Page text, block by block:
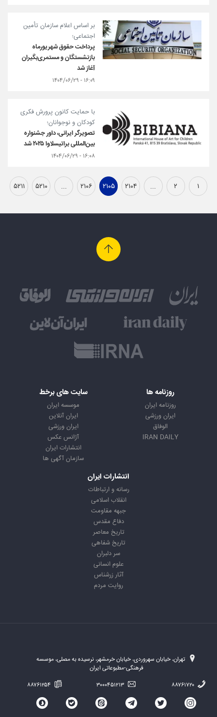
بر اساس اعلام سازمان تأمین
اجتماعی؛
پرداخت حقوق شهریورماه
بازنشستگان و مستمری‌بگیران
آغاز شد
۱۶:۰۹ - ۱۴۰۴/۰۶/۲۹
با حمایت کانون پرورش فکری
کودکان و نوجوانان؛
تصویرگر ایرانی، داور جشنواره
بین‌المللی براتیسلاوا ۲۰۲۵ شد
۱۶:۰۸ - ۱۴۰۴/۰۶/۲۹
۱ ۲ ... ۲۱۰۴ ۲۱۰۵ ۲۱۰۶ ... ۵۲۱۰ ۵۲۱۱
روزنامه ها
روزنامه ایران
ایران ورزشی
الوفاق
IRAN DAILY
سایت های برخط
موسسه ایران
ایران آنلاین
ایران ورزشی
آژانس عکس
انتشارات ایران
سازمان آگهی ها
انتشارات ایران
رسانه و ارتباطات
انقلاب اسلامی
جبهه مقاومت
دفاع مقدس
تاریخ معاصر
تاریخ شفاهی
سر دلبران
علوم انسانی
آثار زرشناس
روایت مردم
تهران، خیابان سهروردی، خیابان خرمشهر، نرسیده به مصلی، موسسه
فرهنگی-مطبوعاتی ایران